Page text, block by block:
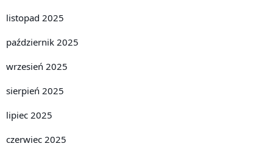
listopad 2025
październik 2025
wrzesień 2025
sierpień 2025
lipiec 2025
czerwiec 2025